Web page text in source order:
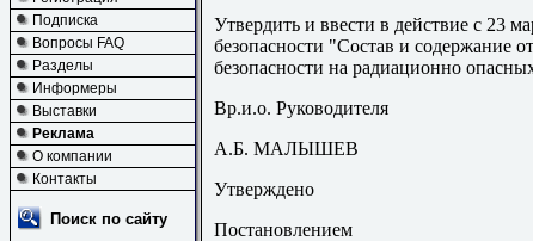
Подписка
Вопросы FAQ
Разделы
Информеры
Выставки
Реклама
О компании
Контакты
Поиск по сайту
Утвердить и ввести в действие с 23
безопасности "Состав и содержание
безопасности на радиационно
Вр.и.о. Руководителя
А.Б. МАЛЫШЕВ
Утверждено
Постановлением